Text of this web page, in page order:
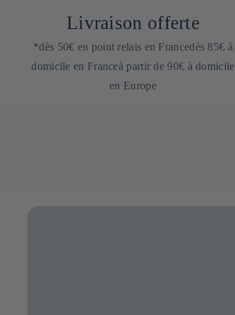
Livraison offerte
*dès 50€ en point relais en Francedès 85€ à
domicile en Franceà partir de 90€ à domicile
en Europe